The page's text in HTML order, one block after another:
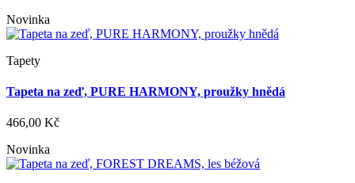
Novinka
Tapety
Tapeta na zeď, PURE HARMONY, proužky hnědá
466,00 Kč
Novinka